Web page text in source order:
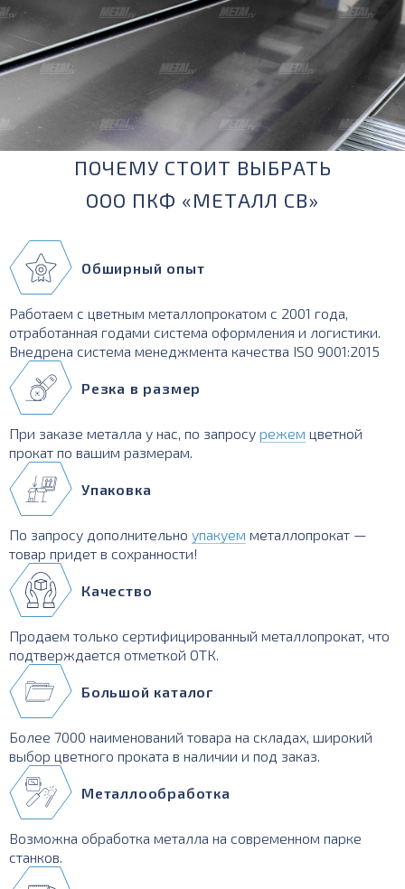
ПОЧЕМУ СТОИТ ВЫБРАТЬ
ООО ПКФ «МЕТАЛЛ СВ»
Обширный опыт
Работаем с цветным металлопрокатом с 2001 года,
отработанная годами система оформления и логистики.
Внедрена система менеджмента качества ISO 9001:2015
Резка в размер
При заказе металла у нас, по запросу режем цветной
прокат по вашим размерам.
Упаковка
По запросу дополнительно упакуем металлопрокат —
товар придет в сохранности!
Качество
Продаем только сертифицированный металлопрокат, что
подтверждается отметкой ОТК.
Большой каталог
Более 7000 наименований товара на складах, широкий
выбор цветного проката в наличии и под заказ.
Металлообработка
Возможна обработка металла на современном парке
станков.